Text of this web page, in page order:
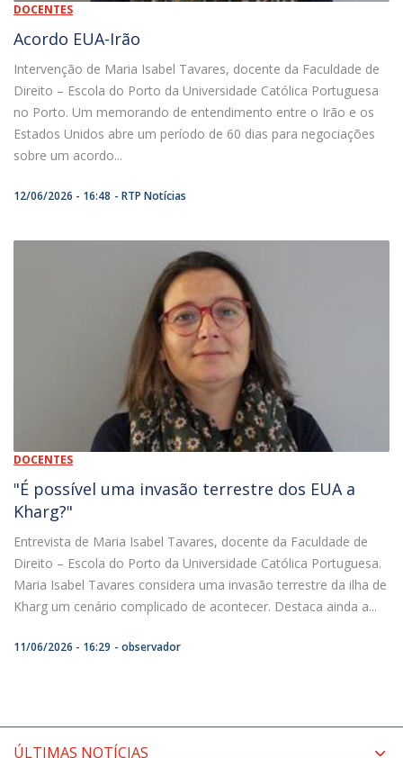
DOCENTES
Acordo EUA-Irão
Intervenção de Maria Isabel Tavares, docente da Faculdade de
Direito – Escola do Porto da Universidade Católica Portuguesa
no Porto. Um memorando de entendimento entre o Irão e os
Estados Unidos abre um período de 60 dias para negociações
sobre um acordo...
12/06/2026 - 16:48 RTP Notícias
DOCENTES
"É possível uma invasão terrestre dos EUA a
Kharg?"
Entrevista de Maria Isabel Tavares, docente da Faculdade de
Direito – Escola do Porto da Universidade Católica Portuguesa.
Maria Isabel Tavares considera uma invasão terrestre da ilha de
Kharg um cenário complicado de acontecer. Destaca ainda a...
11/06/2026 - 16:29 observador
ÚLTIMAS NOTÍCIAS